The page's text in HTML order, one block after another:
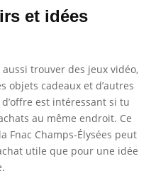
et idées
trouver des jeux vidéo,
objets cadeaux et d’autres
est intéressant si tu
au même endroit. Ce
Fnac Champs-Élysées peut
utile que pour une idée